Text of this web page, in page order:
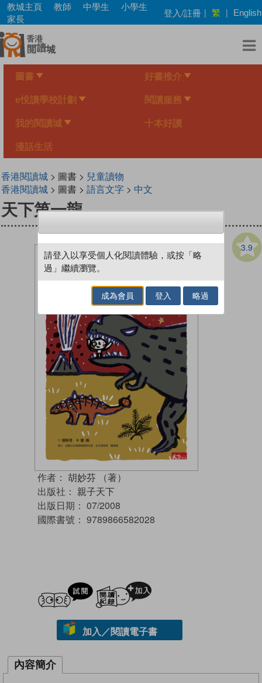
Skip
main
content
教城主頁 教師 中學生
小學生
家長
登入/註冊 | 繁 | English
圖書 好書推介
e悅讀學校計劃 閱讀服務
我的閱讀城 十本好讀
漫話生活
香港閱讀城> 圖書 > 兒童讀物
香港閱讀城> 圖書 > 語言文字> 中文
天下第一龍
3.9
作者： 胡妙芬 （著）
出版社： 親子天下
出版日期： 07/2008
國際書號： 9789866582028
試閲
加入／閱讀電子書
內容簡介
請登入以享受個人化閱讀體驗，或按「略
過」繼續瀏覽。
成為會員 登入 略過